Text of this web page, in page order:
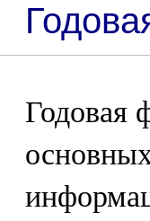
Годовая